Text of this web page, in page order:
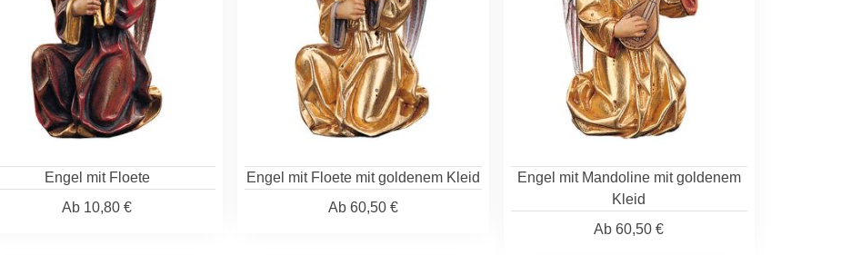
Engel mit Floete
Ab 10,80 €
Engel mit Floete mit goldenem Kleid
Ab60,50 €
Engel mit Mandoline mit goldenem
Kleid
Ab 60,50 €